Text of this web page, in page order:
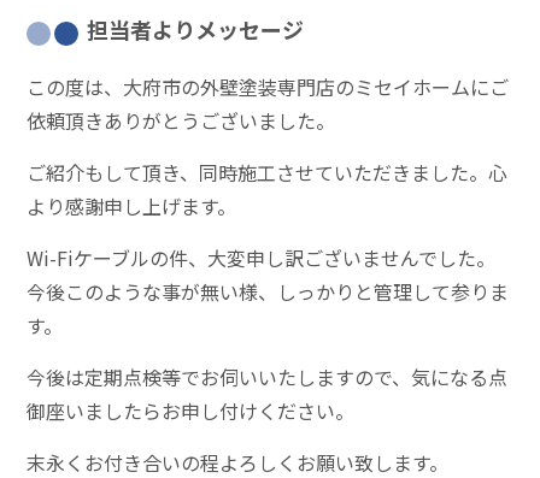
担当者よりメッセージ
この度は、大府市の外壁塗装専門店のミセイホームにご
依頼頂きありがとうございました。
ご紹介もして頂き、同時施工させていただきました。心
より感謝申し上げます。
Wi-Fiケーブルの件、大変申し訳ございませんでした。
今後このような事が無い様、しっかりと管理して参りま
す。
今後は定期点検等でお伺いいたしますので、気になる点
御座いましたらお申し付けください。
末永くお付き合いの程よろしくお願い致します。